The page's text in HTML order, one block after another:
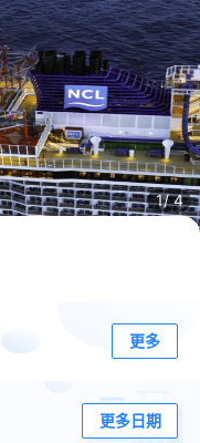
1/4
更多
更多日期